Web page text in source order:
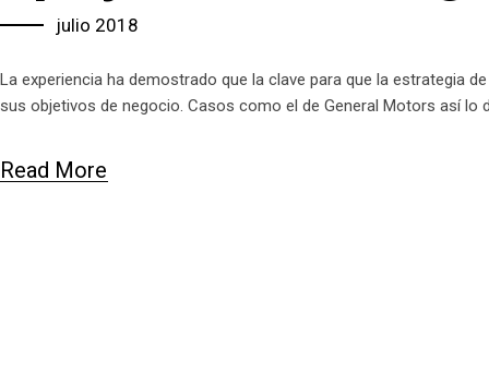
julio 2018
La experiencia ha demostrado que la clave para que la estrategia
sus objetivos de negocio. Casos como el de General Motors así lo
Read More